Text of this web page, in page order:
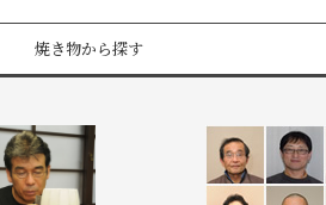
焼き物から探す